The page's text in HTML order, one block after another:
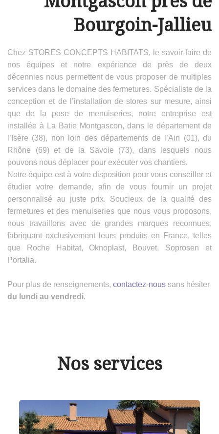
Bourgoin-Jallieu
Chez STORES CONCEPTS HABITATS, le savoir-faire de
nos équipes et notre expérience de près de deux
décennies nous permettent de vous proposer de multiples
services dans le domaine des fermetures. Spécialiste de la
conception et de l’installation de stores sur mesure, ainsi
que de la pose de menuiseries, notre entreprise est
installée à La Batie Montgascon, dans le département de
l’Isère (38), non loin des départements de l’Ain (01), du
Rhône (69) et de la Savoie (73), dans lesquels nous
pouvons nous déplacer pour exécuter vos chantiers.
Notre équipe est à votre disposition pour vous conseiller et
étudier votre demande, afin de vous fournir un projet
personnalisé au juste prix. Soucieux de la qualité des
fermetures et des menuiseries que nous vous proposons,
nous travaillons avec de grandes marques reconnues,
fabriquant exclusivement leurs produits en France, telles
que Roche Habitat, Oknoplast, Bouvet, Soprosen et
Portalia.
Pour plus de renseignements, contactez-nous sans hésiter
du lundi au vendredi.
Nos services